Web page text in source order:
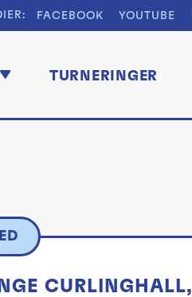
FACEBOOK YOUTUBE
TURNERINGER
CURLINGHALL,